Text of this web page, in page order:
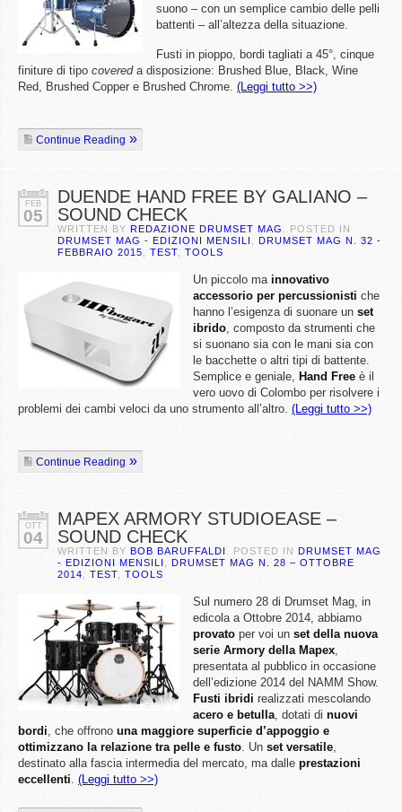
suono – con un semplice cambio delle pelli
battenti – all’altezza della situazione.
Fusti in pioppo, bordi tagliati a 45°, cinque
finiture di tipo covereda disposizione: Brushed Blue, Black, Wine
Red, Brushed Copper e Brushed Chrome. (Leggi tutto >>)
Continue Reading
FEB
05
DUENDE HAND FREE BY GALIANO –
SOUND CHECK
WRITTEN BY REDAZIONE DRUMSET MAG
. POSTED IN
DRUMSET MAG - EDIZIONI MENSILI
DRUMSET MAG N. 32 -
FEBBRAIO 2015
TEST TOOLS
Un piccolo ma innovativo
accessorio per percussionisti che
hanno l’esigenza di suonare un set
ibrido, composto da strumenti che
si suonano sia con le mani sia con
le bacchette o altri tipi di battente.
Semplice e geniale, Hand Free è il
vero uovo di Colombo per risolvere i
problemi dei cambi veloci da uno strumento all’altro. (Leggi tutto >>)
Continue Reading
OTT
04
MAPEX ARMORY STUDIOEASE –
SOUND CHECK
WRITTEN BY BOB BARUFFALDI . POSTED IN DRUMSET MAG
- EDIZIONI MENSILI
DRUMSET MAG N. 28 – OTTOBRE
2014
TEST TOOLS
Sul numero 28 di Drumset Mag, in
edicola a Ottobre 2014, abbiamo
provato per voi un set della nuova
serie Armory della Mapex,
presentata al pubblico in occasione
dell’edizione 2014 del NAMM Show.
Fusti ibridi realizzati mescolando
acero e betulla, dotati di nuovi
bordi, che offrono una maggiore superficie d’appoggio e
ottimizzano la relazione tra pelle e fusto. Un set versatile,
destinato alla fascia intermedia del mercato, ma dalle prestazioni
eccellenti. (Leggi tutto >>)